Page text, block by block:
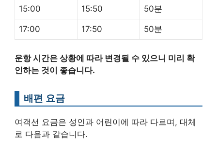
15:00 15:50 50분
17:00 17:50 50분
운항 시간은 상황에 따라 변경될 수 있으니 미리 확
인하는 것이 좋습니다.
배편 요금
여객선 요금은 성인과 어린이에 따라 다르며, 대체
로 다음과 같습니다.